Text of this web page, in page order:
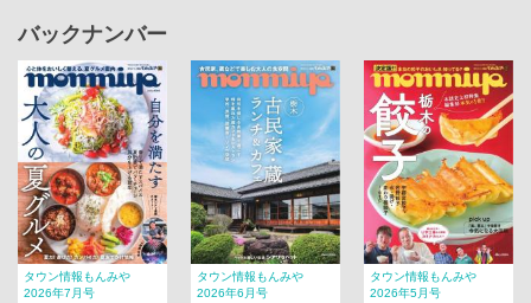
バックナンバー
タウン情報もんみや
2026年7月号
タウン情報もんみや
2026年6月号
タウン情報もんみや
2026年5月号